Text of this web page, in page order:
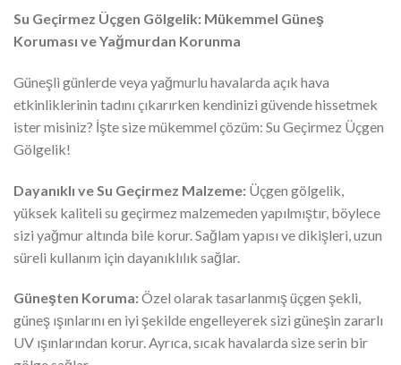
Su Geçirmez Üçgen Gölgelik: Mükemmel Güneş
Koruması ve Yağmurdan Korunma
Güneşli günlerde veya yağmurlu havalarda açık hava
etkinliklerinin tadını çıkarırken kendinizi güvende hissetmek
ister misiniz? İşte size mükemmel çözüm: Su Geçirmez Üçgen
Gölgelik!
Dayanıklı ve Su Geçirmez Malzeme: Üçgen gölgelik,
yüksek kaliteli su geçirmez malzemeden yapılmıştır, böylece
sizi yağmur altında bile korur. Sağlam yapısı ve dikişleri, uzun
süreli kullanım için dayanıklılık sağlar.
Güneşten Koruma:Özel olarak tasarlanmış üçgen şekli,
güneş ışınlarını en iyi şekilde engelleyerek sizi güneşin zararlı
UV ışınlarından korur. Ayrıca, sıcak havalarda size serin bir